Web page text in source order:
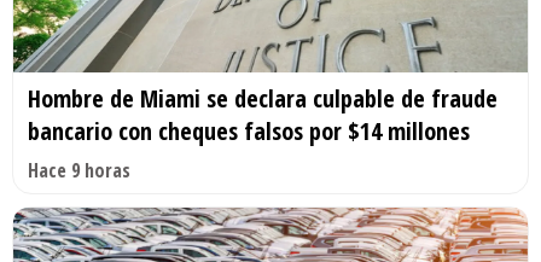
Hombre de Miami se declara culpable de fraude
bancario con cheques falsos por $14 millones
Hace 9 horas